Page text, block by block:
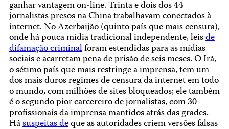
ganhar vantagem on-line. Trinta e dois dos 44
jornalistas presos na China trabalhavam conectados à
internet. No Azerbaijão (quinto país que mais censura),
onde há pouca mídia tradicional independente, leisde
difamação criminalforam estendidas para as mídias
sociais e acarretam pena de prisão de seis meses. O Irã,
o sétimo país que mais restringe a imprensa, tem um
dos mais duros regimes de censura da internet em todo
o mundo, com milhões de sites bloqueados; ele também
é o segundo pior carcereiro de jornalistas, com 30
profissionais da imprensa mantidos atrás das grades.
Hásuspeitas deque as autoridades criem versões falsas